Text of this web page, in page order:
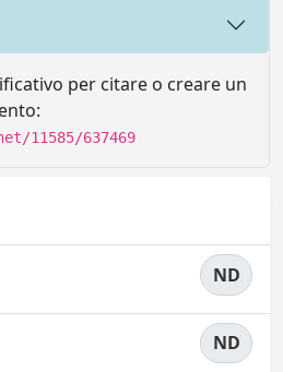
per citare o creare un
11585/637469
ND
ND